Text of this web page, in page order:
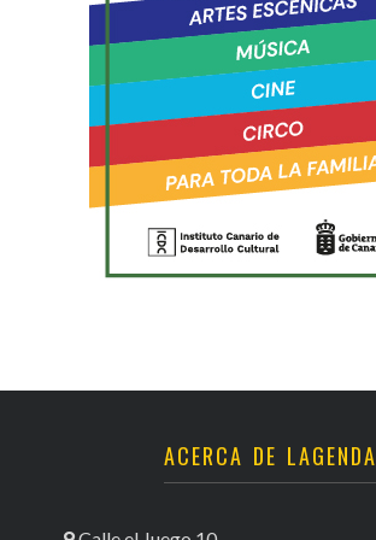
ACERCA DE LAGENDA